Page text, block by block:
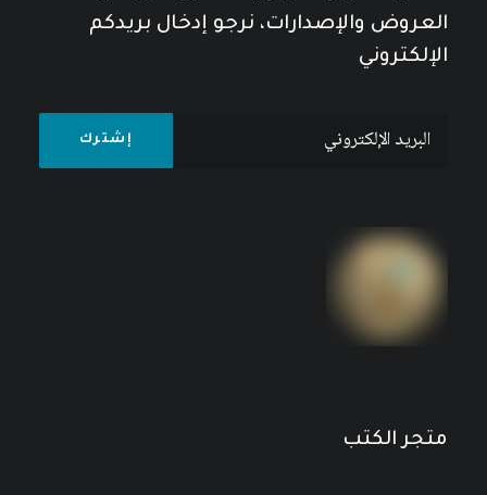
العروض والإصدارات، نرجو إدخال بريدكم
الإلكتروني
متجر الكتب